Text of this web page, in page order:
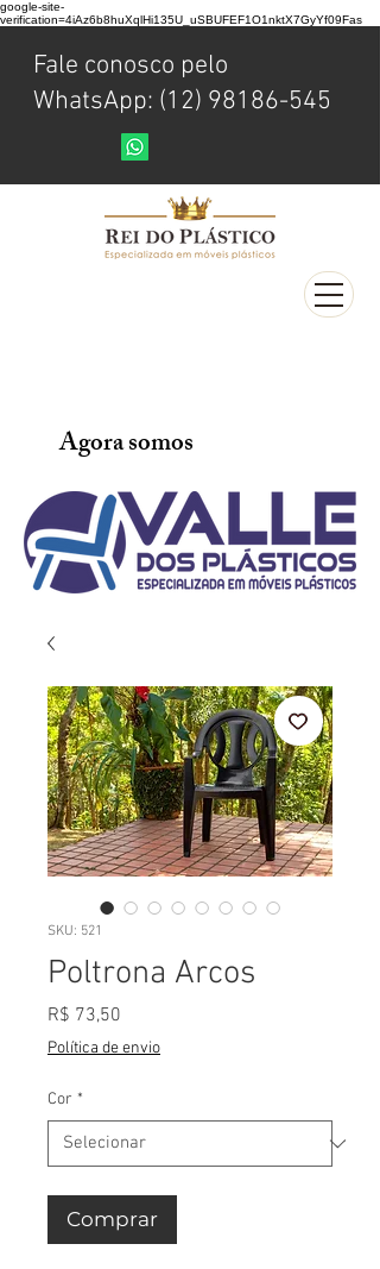
google-site-
verification=4iAz6b8huXqlHi135U_uSBUFEF1O1nktX7GyYf09Fas
Fale conosco pelo
WhatsApp: (12) 98186-545
Agora somos
SKU: 521
Poltrona Arcos
R$ 73,50
Política de envio
Cor *
Comprar